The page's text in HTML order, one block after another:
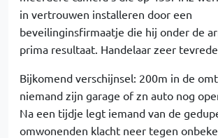
in vertrouwen installeren door een
beveilinginsfirmaatje die hij onder de
prima resultaat. Handelaar zeer
Bijkomend verschijnsel: 200m in de
niemand zijn garage of zn auto nog
Na een tijdje legt iemand van de
omwonenden klacht neer tegen